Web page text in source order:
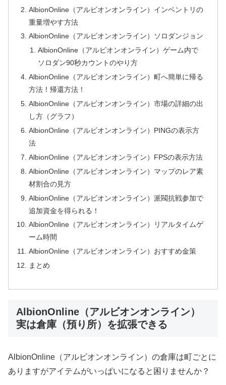
AlbionOnline（アルビオンオンライン）インベントリの
重量増やす方法
AlbionOnline（アルビオンオンライン）ソロダンジョン
AlbionOnline（アルビオンオンライン）ゲーム内で
ソロダン90秒カウントのやり方
AlbionOnline（アルビオンオンライン）町へ簡単に帰る
方法！帰還方法！
AlbionOnline（アルビオンオンライン）市場の詳細の出
し方（グラフ）
AlbionOnline（アルビオンオンライン）PINGの表示方
法
AlbionOnline（アルビオンオンライン）FPSの表示方法
AlbionOnline（アルビオンオンライン）マップのレア素
材割合の見方
AlbionOnline（アルビオンオンライン）派閥抗戦参加で
追加資金を得られる！
AlbionOnline（アルビオンオンライン）リアルタイムゲ
ーム時間
AlbionOnline（アルビオンオンライン）おすすめ金策
まとめ
AlbionOnline（アルビオンオンライン）
実は倉庫（預り所）を拡張できる
AlbionOnline（アルビオンオンライン）の倉庫は町ごとに
ありますがアイテムがいっぱいになると困りませんか？